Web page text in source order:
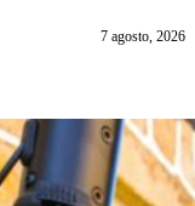
7 agosto, 2026